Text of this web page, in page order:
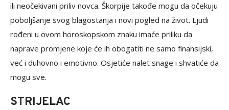
ili neočekivani priliv novca. Škorpije takođe mogu da očekuju
poboljšanje svog blagostanja i novi pogled na život. Ljudi
rođeni u ovom horoskopskom znaku imaće priliku da
naprave promjene koje će ih obogatiti ne samo finansijski,
već i duhovno i emotivno. Osjetiće nalet snage i shvatiće da
mogu sve.
STRIJELAC